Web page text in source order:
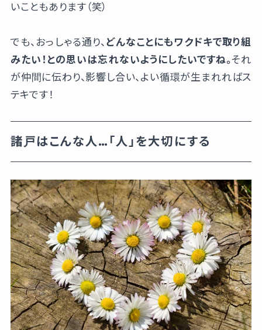
いこともあります（笑）
でも、おっしゃる通り、 どんなことにもワクドキで取り組
みたい！との思いは忘れないようにしたいですね。それ
が仲間に伝わり、影響し合い、よい循環が生まれればス
テキです！
諸戸はこんな人…「人」を大切にする